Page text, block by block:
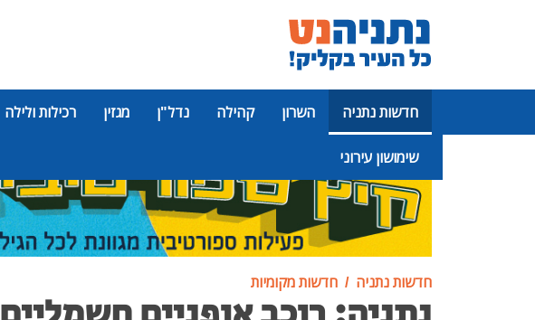
חדשות נתניה השרון קהילה נדל"ן מגזין רכילות ולילה
שימושון עירוני
פרסומת
חדשות נתניה חדשות מקומיות